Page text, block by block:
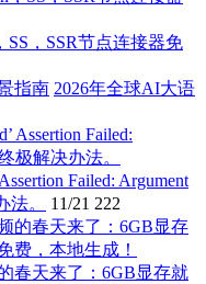
SS，SSR节点连接器免
2026年全球AI大语
Failed: Argument
法。
11/21 222
春天来了：6GB显存就